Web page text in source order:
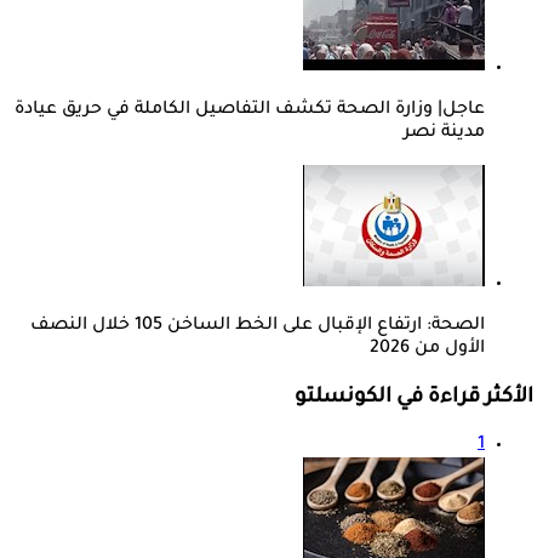
عاجل| وزارة الصحة تكشف التفاصيل الكاملة في حريق عيادة
مدينة نصر
الصحة: ارتفاع الإقبال على الخط الساخن 105 خلال النصف
الأول من 2026
الأكثر قراءة في الكونسلتو
1